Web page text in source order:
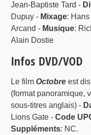
Jean-Baptiste Tard -
Dupuy - Mixage:
Arcand - Musique:
Alain Dostie
Infos DVD/VOD
Le filmOctobre est
(format panoramique,
sous-titres anglais) -
Lions Gate -Code
Suppléments: NC.